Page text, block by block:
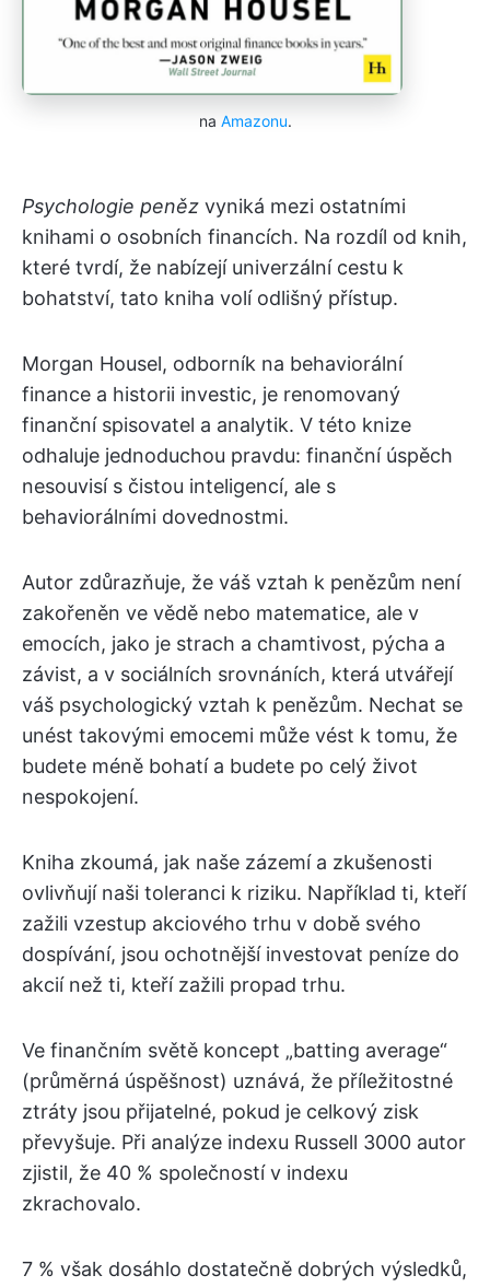
na Amazonu.
Psychologie peněz vyniká mezi ostatními
knihami o osobních financích. Na rozdíl od knih,
které tvrdí, že nabízejí univerzální cestu k
bohatství, tato kniha volí odlišný přístup.
Morgan Housel, odborník na behaviorální
finance a historii investic, je renomovaný
finanční spisovatel a analytik. V této knize
odhaluje jednoduchou pravdu: finanční úspěch
nesouvisí s čistou inteligencí, ale s
behaviorálními dovednostmi.
Autor zdůrazňuje, že váš vztah k penězům není
zakořeněn ve vědě nebo matematice, ale v
emocích, jako je strach a chamtivost, pýcha a
závist, a v sociálních srovnáních, která utvářejí
váš psychologický vztah k penězům. Nechat se
unést takovými emocemi může vést k tomu, že
budete méně bohatí a budete po celý život
nespokojení.
Kniha zkoumá, jak naše zázemí a zkušenosti
ovlivňují naši toleranci k riziku. Například ti, kteří
zažili vzestup akciového trhu v době svého
dospívání, jsou ochotnější investovat peníze do
akcií než ti, kteří zažili propad trhu.
Ve finančním světě koncept „batting average“
(průměrná úspěšnost) uznává, že příležitostné
ztráty jsou přijatelné, pokud je celkový zisk
převyšuje. Při analýze indexu Russell 3000 autor
zjistil, že 40 % společností v indexu
zkrachovalo.
7 % však dosáhlo dostatečně dobrých výsledků,